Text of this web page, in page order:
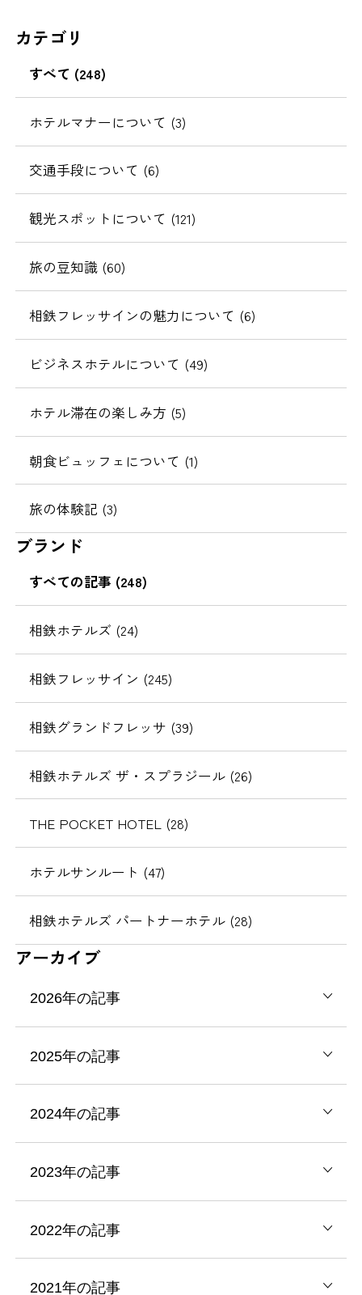
カテゴリ
すべて (248)
ホテルマナーについて (3)
交通手段について (6)
観光スポットについて (121)
旅の豆知識 (60)
相鉄フレッサインの魅力について (6)
ビジネスホテルについて (49)
ホテル滞在の楽しみ方 (5)
朝食ビュッフェについて (1)
旅の体験記 (3)
ブランド
すべての記事 (248)
相鉄ホテルズ (24)
相鉄フレッサイン (245)
相鉄グランドフレッサ (39)
相鉄ホテルズ ザ・スプラジール (26)
THE POCKET HOTEL (28)
ホテルサンルート (47)
相鉄ホテルズ パートナーホテル (28)
アーカイブ
2026年の記事
2025年の記事
2024年の記事
2023年の記事
2022年の記事
2021年の記事